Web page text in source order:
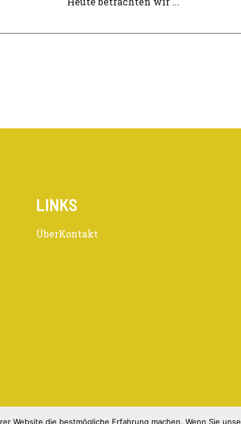
LINKS
ÜberKontakt
Website die bestmögliche Erfahrung machen. Wenn Sie